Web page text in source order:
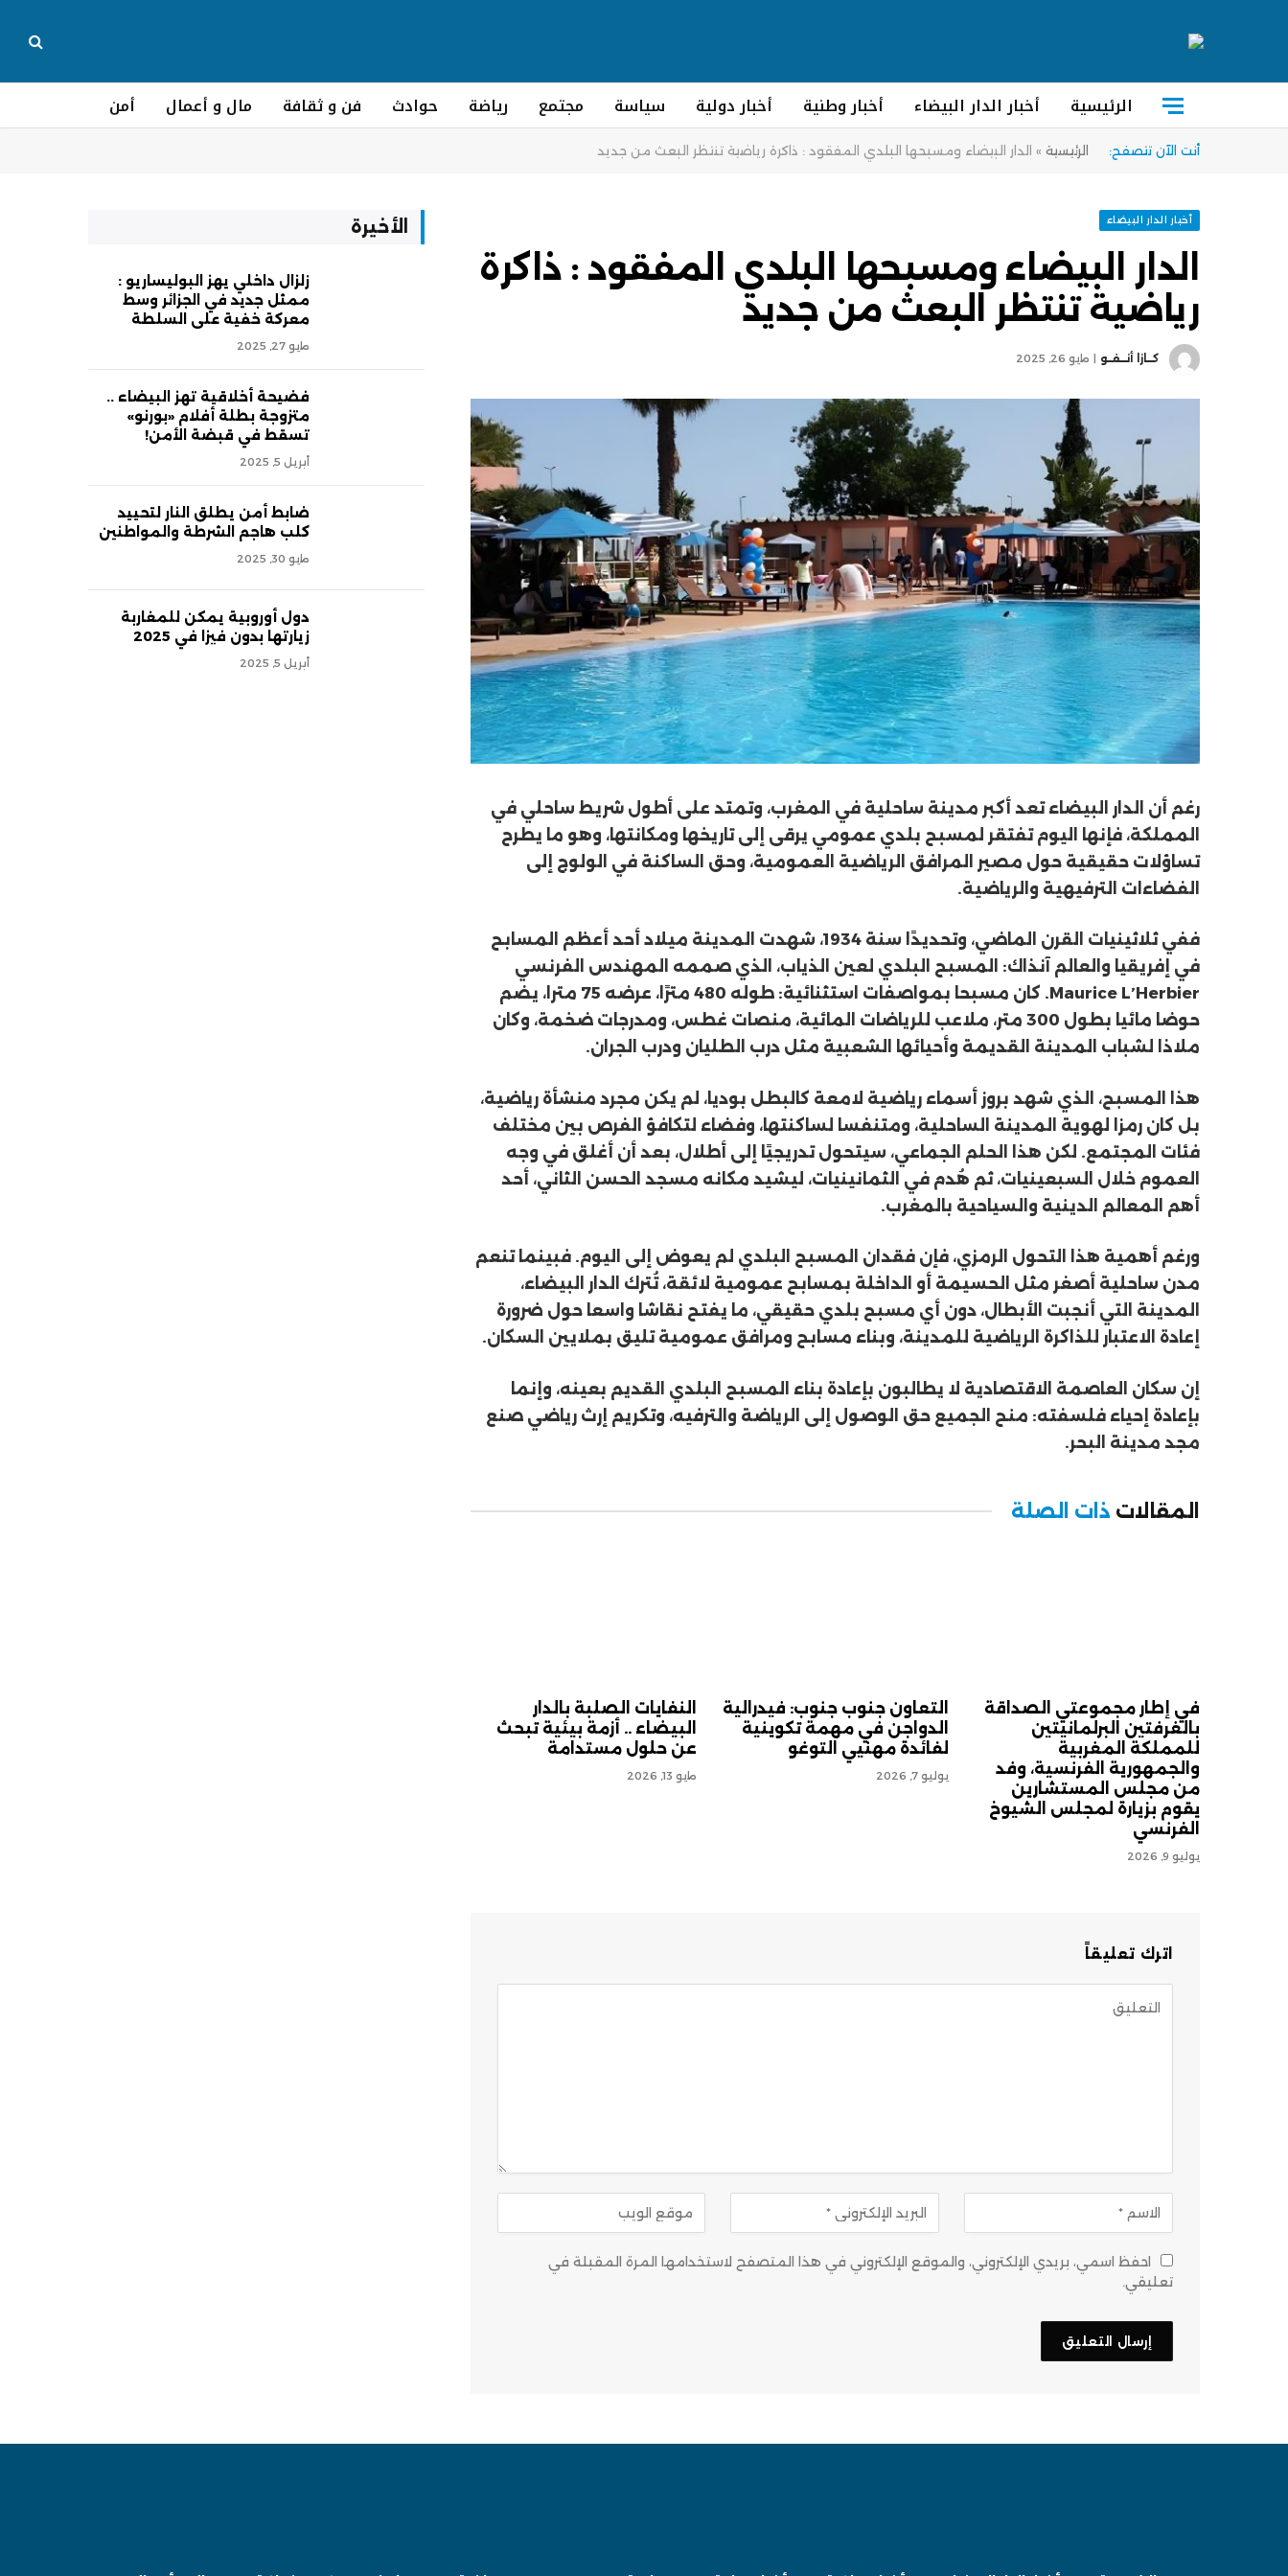
الرئيسية أخبار الدار البيضاء أخبار وطنية أخبار دولية سياسة مجتمع رياضة حوادث فن و ثقافة مال و أعمال أمن
أنت الآن تتصفح: الرئيسية » الدار البيضاء ومسبحها البلدي المفقود : ذاكرة رياضية تنتظر البعث من جديد
أخبار الدار البيضاء
الدار البيضاء ومسبحها البلدي المفقود : ذاكرة
رياضية تنتظر البعث من جديد
كــازا أنــفــو مايو 26, 2025
رغم أن الدار البيضاء تعد أكبر مدينة ساحلية في المغرب، وتمتد على أطول شريط ساحلي في
المملكة، فإنها اليوم تفتقر لمسبح بلدي عمومي يرقى إلى تاريخها ومكانتها، وهو ما يطرح
تساؤلات حقيقية حول مصير المرافق الرياضية العمومية، وحق الساكنة في الولوج إلى
الفضاءات الترفيهية والرياضية.
ففي ثلاثينيات القرن الماضي، وتحديدًا سنة 1934، شهدت المدينة ميلاد أحد أعظم المسابح
في إفريقيا والعالم آنذاك: المسبح البلدي لعين الذياب، الذي صممه المهندس الفرنسي
Maurice L’Herbier. كان مسبحا بمواصفات استثنائية: طوله 480 مترًا، عرضه 75 مترا، يضم
حوضا مائيا بطول 300 متر، ملاعب للرياضات المائية، منصات غطس، ومدرجات ضخمة، وكان
ملاذا لشباب المدينة القديمة وأحيائها الشعبية مثل درب الطليان ودرب الجران.
هذا المسبح، الذي شهد بروز أسماء رياضية لامعة كالبطل بوديا، لم يكن مجرد منشأة رياضية،
بل كان رمزا لهوية المدينة الساحلية، ومتنفسا لساكنتها، وفضاء لتكافؤ الفرص بين مختلف
فئات المجتمع. لكن هذا الحلم الجماعي، سيتحول تدريجيًا إلى أطلال، بعد أن أغلق في وجه
العموم خلال السبعينيات، ثم هُدم في الثمانينيات، ليشيد مكانه مسجد الحسن الثاني، أحد
أهم المعالم الدينية والسياحية بالمغرب.
ورغم أهمية هذا التحول الرمزي، فإن فقدان المسبح البلدي لم يعوض إلى اليوم. فبينما تنعم
مدن ساحلية أصغر مثل الحسيمة أو الداخلة بمسابح عمومية لائقة، تُترك الدار البيضاء،
المدينة التي أنجبت الأبطال، دون أي مسبح بلدي حقيقي، ما يفتح نقاشا واسعا حول ضرورة
إعادة الاعتبار للذاكرة الرياضية للمدينة، وبناء مسابح ومرافق عمومية تليق بملايين السكان.
إن سكان العاصمة الاقتصادية لا يطالبون بإعادة بناء المسبح البلدي القديم بعينه، وإنما
بإعادة إحياء فلسفته: منح الجميع حق الوصول إلى الرياضة والترفيه، وتكريم إرث رياضي صنع
مجد مدينة البحر.
المقالات ذات الصلة
في إطار مجموعتي الصداقة
بالغرفتين البرلمانيتين
للمملكة المغربية
والجمهورية الفرنسية، وفد
من مجلس المستشارين
يقوم بزيارة لمجلس الشيوخ
الفرنسي
يوليو 9, 2026
التعاون جنوب جنوب: فيدرالية
الدواجن في مهمة تكوينية
لفائدة مهنيي التوغو
يوليو 7, 2026
النفايات الصلبة بالدار
البيضاء .. أزمة بيئية تبحث
عن حلول مستدامة
مايو 13, 2026
اترك تعليقاً
احفظ اسمي، بريدي الإلكتروني، والموقع الإلكتروني في هذا المتصفح لاستخدامها المرة المقبلة في
تعليقي.
الأخيرة
زلزال داخلي يهز البوليساريو :
ممثل جديد في الجزائر وسط
معركة خفية على السلطة
مايو 27, 2025
فضيحة أخلاقية تهز البيضاء ..
متزوجة بطلة أفلام «بورنو»
تسقط في قبضة الأمن!
أبريل 5, 2025
ضابط أمن يطلق النار لتحييد
كلب هاجم الشرطة والمواطنين
مايو 30, 2025
دول أوروبية يمكن للمغاربة
زيارتها بدون فيزا في 2025
أبريل 5, 2025